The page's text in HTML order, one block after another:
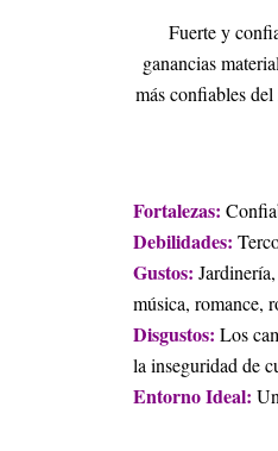
Fuerte y
ganancias
más confiables
Fortalezas:
Debilidades:
Gustos:
música, romance,
Disgustos: Los
la inseguridad de
Entorno Ideal: